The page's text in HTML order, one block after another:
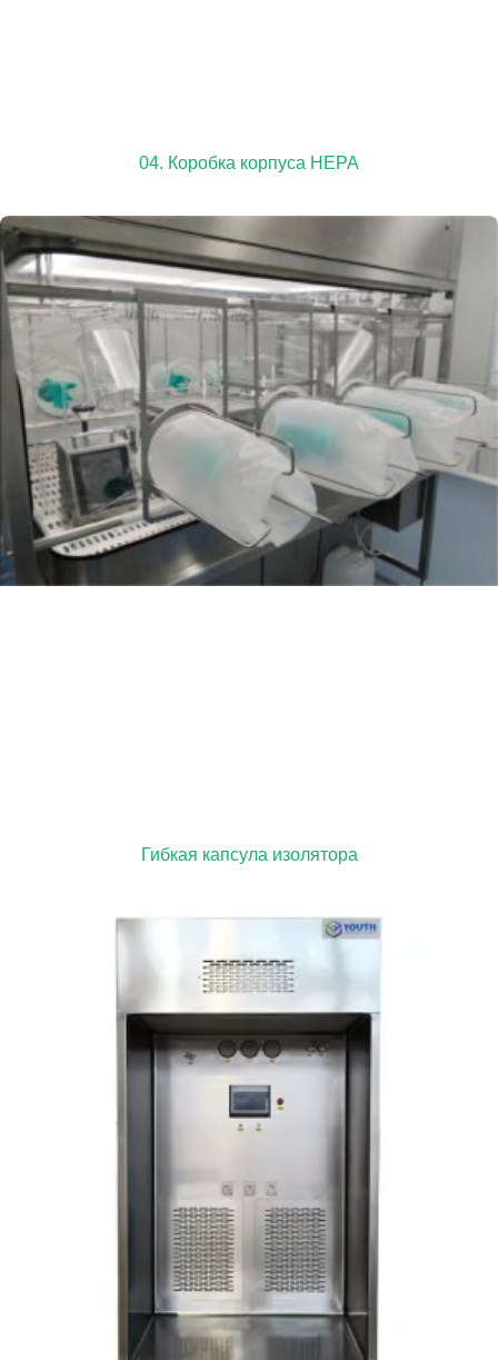
04. Коробка корпуса HEPA
Гибкая капсула изолятора